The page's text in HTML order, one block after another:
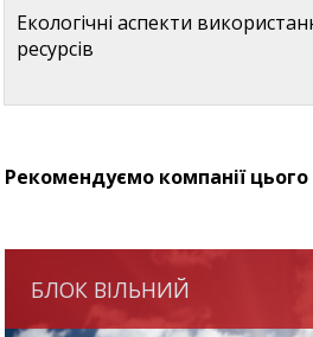
Екологічні аспекти
ресурсів
Рекомендуємо компанії
БЛОК ВІЛЬНИЙ